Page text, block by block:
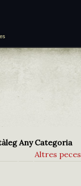
Any Categoria
Altres peces